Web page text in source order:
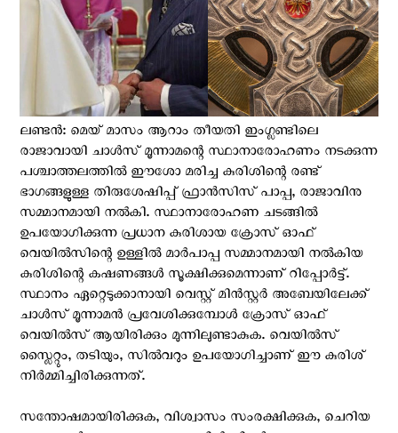
ലണ്ടന്‍: മെയ് മാസം ആറാം തീയതി ഇംഗ്ലണ്ടിലെ
രാജാവായി ചാൾസ് മൂന്നാമന്റെ സ്ഥാനാരോഹണം നടക്കുന്ന
പശ്ചാത്തലത്തില്‍ ഈശോ മരിച്ച കുരിശിന്റെ രണ്ട്
ഭാഗങ്ങളുള്ള തിരുശേഷിപ്പ് ഫ്രാൻസിസ് പാപ്പ, രാജാവിനു
സമ്മാനമായി നൽകി. സ്ഥാനാരോഹണ ചടങ്ങിൽ
ഉപയോഗിക്കുന്ന പ്രധാന കുരിശായ ക്രോസ് ഓഫ്
വെയിൽസിന്റെ ഉള്ളിൽ മാർപാപ്പ സമ്മാനമായി നൽകിയ
കുരിശിന്റെ കഷണങ്ങൾ സൂക്ഷിക്കുമെന്നാണ് റിപ്പോര്‍ട്ട്.
സ്ഥാനം ഏറ്റെടുക്കാനായി വെസ്റ്റ് മിന്‍സ്റ്റർ അബേയിലേക്ക്
ചാൾസ് മൂന്നാമൻ പ്രവേശിക്കുമ്പോൾ ക്രോസ് ഓഫ്
വെയിൽസ് ആയിരിക്കും മുന്നിലുണ്ടാകുക. വെയിൽസ്
സ്ലൈറ്റും, തടിയും, സിൽവറും ഉപയോഗിച്ചാണ് ഈ കുരിശ്
നിർമ്മിച്ചിരിക്കുന്നത്.
സന്തോഷമായിരിക്കുക, വിശ്വാസം സംരക്ഷിക്കുക, ചെറിയ